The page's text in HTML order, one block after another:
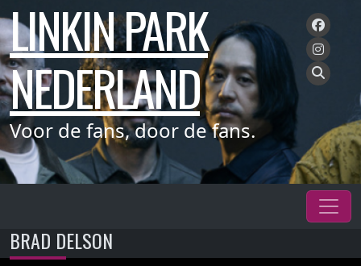
Meteen
naar
de
inhoud
LINKIN PARK
NEDERLAND
Voor de fans, door de fans.
BRAD DELSON